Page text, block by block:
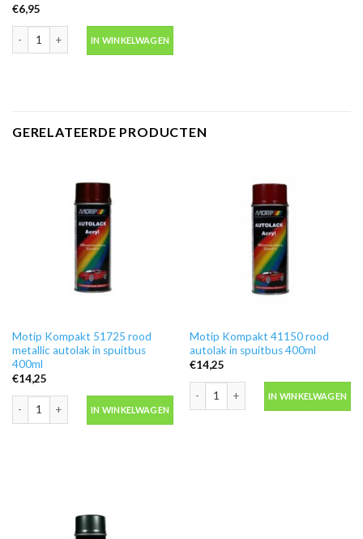
€6,95
Ontvetter M600 in blik 500ml -Motip 000186 aantal
IN WINKELWAGEN
GERELATEERDE PRODUCTEN
Motip Kompakt 51725 rood
metallic autolak in spuitbus
400ml
€14,25
Motip Kompakt 51725 rood metallic autolak in spuitbus 400ml aantal
IN WINKELWAGEN
Motip Kompakt 41150 rood
autolak in spuitbus 400ml
€14,25
Motip Kompakt 41150 rood autolak
IN WINKELWAGEN